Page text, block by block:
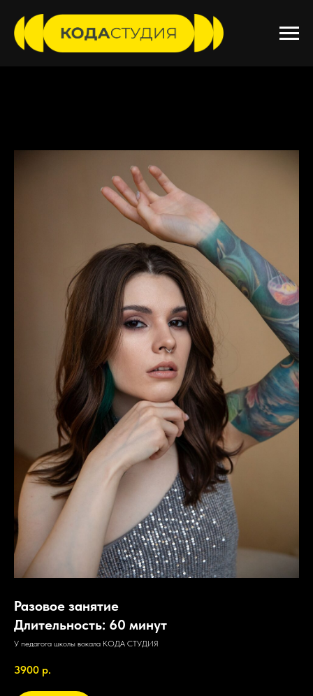
Разовое занятие
Длительность: 60 минут
У педагога школы вокала КОДА СТУДИЯ
3900 р.